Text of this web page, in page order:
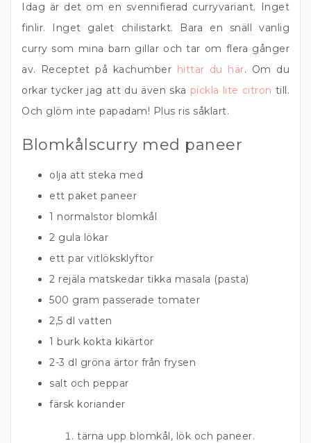
Idag är det om en svennifierad curryvariant. Inget
finlir. Inget galet chilistarkt. Bara en snäll vanlig
curry som mina barn gillar och tar om flera gånger
av. Receptet på kachumber hittar du här. Om du
orkar tycker jag att du även ska pickla lite citron till.
Och glöm inte papadam! Plus ris såklart.
Blomkålscurry med paneer
olja att steka med
ett paket paneer
1 normalstor blomkål
2 gula lökar
ett par vitlöksklyftor
2 rejäla matskedar tikka masala (pasta)
500 gram passerade tomater
2,5 dl vatten
1 burk kokta kikärtor
2-3 dl gröna ärtor från frysen
salt och peppar
färsk koriander
tärna upp blomkål, lök och paneer.